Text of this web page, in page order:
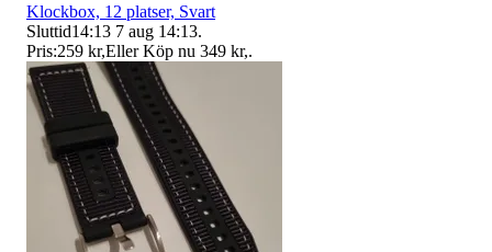
Klockbox, 12 platser, Svart
Sluttid14:13 7 aug 14:13.
Pris:259 kr,Eller Köp nu 349 kr,.